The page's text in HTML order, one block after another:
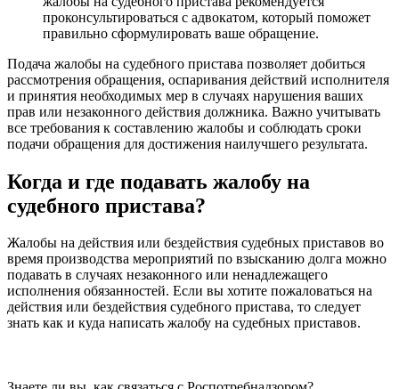
проконсультироваться с адвокатом, который поможет
правильно сформулировать ваше обращение.
Подача жалобы на судебного пристава позволяет добиться
рассмотрения обращения, оспаривания действий исполнителя
и принятия необходимых мер в случаях нарушения ваших
прав или незаконного действия должника. Важно учитывать
все требования к составлению жалобы и соблюдать сроки
подачи обращения для достижения наилучшего результата.
Когда и где подавать жалобу на
судебного пристава?
Жалобы на действия или бездействия судебных приставов во
время производства мероприятий по взысканию долга можно
подавать в случаях незаконного или ненадлежащего
исполнения обязанностей. Если вы хотите пожаловаться на
действия или бездействия судебного пристава, то следует
знать как и куда написать жалобу на судебных приставов.